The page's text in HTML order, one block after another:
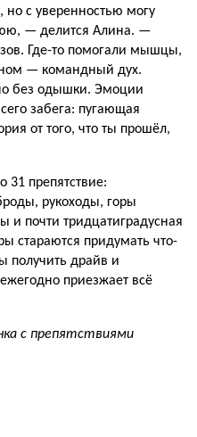
но с уверенностью могу
— делится Алина. —
Где-то помогали мышцы,
— командный дух.
без одышки. Эмоции
забега: пугающая
от того, что ты прошёл,
31 препятствие:
рукоходы, горы
и почти тридцатиградусная
стараются придумать что-
получить драйв и
приезжает всё
с препятствиями